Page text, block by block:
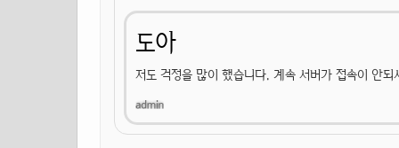
도아
저도 걱정을 많이 했습니다. 계속 서버가 접속이 안되